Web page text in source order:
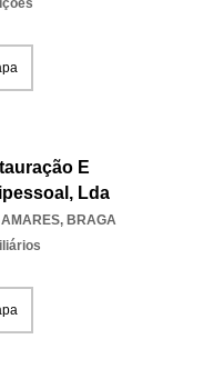
E
Lda
AMARES, BRAGA